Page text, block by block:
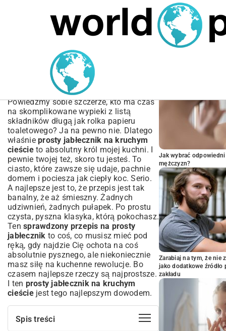
MARIUSZ ŁAMAGA 05.10.2025
Prosty Jabłecznik na
Kruchym Cieście | Idealny
Przepis Krok po Kroku
Powiedzmy sobie szczerze, kto ma czas
na skomplikowane wypieki z listą
składników długą jak rolka papieru
toaletowego? Ja na pewno nie. Dlatego
właśnie prosty jabłecznik na kruchym
cieścieto absolutny król mojej kuchni. I
pewnie twojej też, skoro tu jesteś. To
ciasto, które zawsze się udaje, pachnie
domem i pociesza jak ciepły koc. Serio.
A najlepsze jest to, że przepis jest tak
banalny, że aż śmieszny. Żadnych
udziwnień, żadnych pułapek. Po prostu
czysta, pyszna klasyka, którą pokochasz.
Ten sprawdzony przepis na prosty
jabłecznik to coś, co musisz mieć pod
ręką, gdy najdzie Cię ochota na coś
absolutnie pysznego, ale niekoniecznie
masz siłę na kuchenne rewolucje. Bo
czasem najlepsze rzeczy są najprostsze.
I ten prosty jabłecznik na kruchym
cieściejest tego najlepszym dowodem.
Spis treści
Jak wybrać
mężczyzn?
Zarabiaj na tym, że nie
jako dodatkowe
zakładu